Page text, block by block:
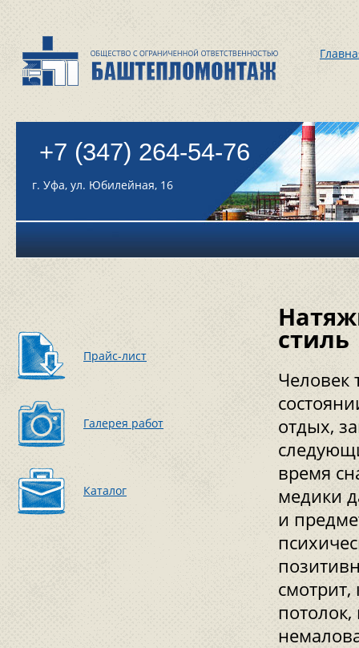
+7 (347) 264-54-76
г. Уфа, ул. Юбилейная, 16
Прайс-лист
Галерея работ
Каталог
стиль
Человек
отдых,
время
медики
и
потолок,